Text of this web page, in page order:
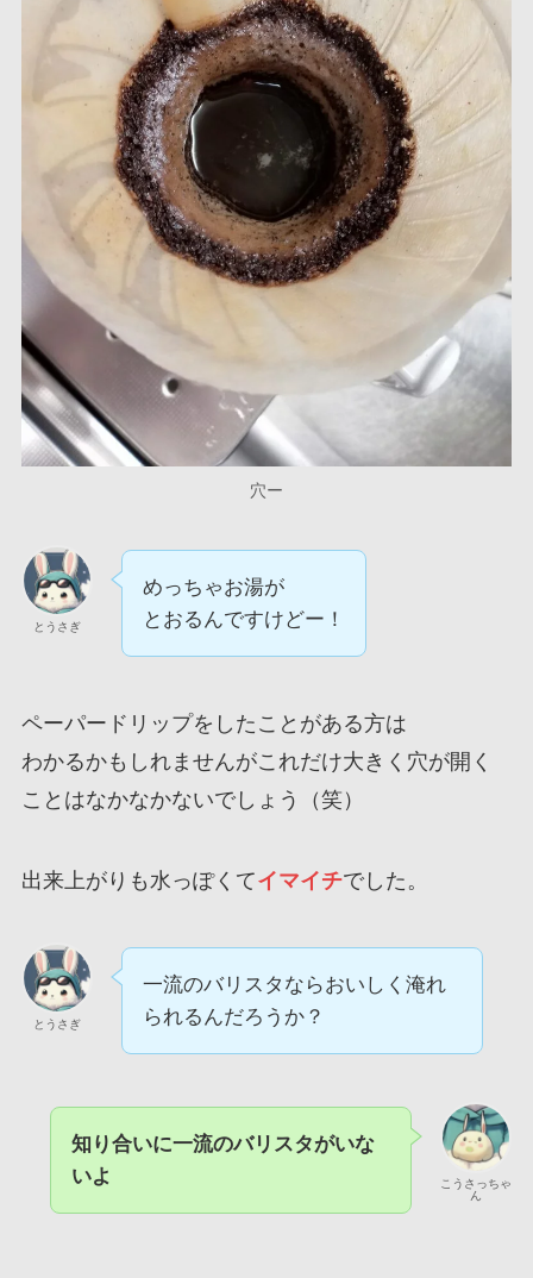
穴ー
とうさぎ
めっちゃお湯が
とおるんですけどー！
ペーパードリップをしたことがある方は
わかるかもしれませんがこれだけ大きく穴が開く
ことはなかなかないでしょう（笑）
出来上がりも水っぽくてイマイチでした。
とうさぎ
一流のバリスタならおいしく淹れ
られるんだろうか？
こうさっちゃ
ん
知り合いに一流のバリスタがいな
いよ